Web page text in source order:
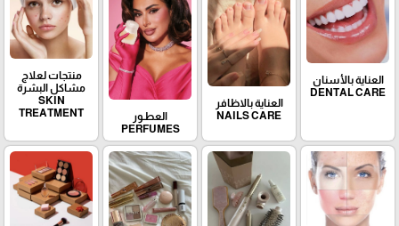
العناية بالأسنان
DENTAL CARE
العناية بالاظافر
NAILS CARE
العطـور
PERFUMES
منتجات لعلاج
مشاكل البشرة
SKIN
TREATMENT